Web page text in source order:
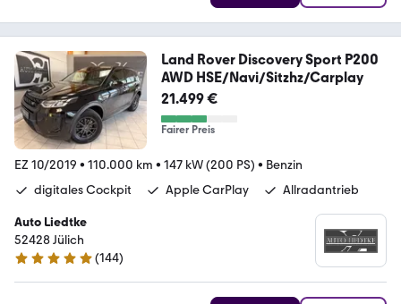
Land Rover Discovery Sport P200
AWD HSE/Navi/Sitzhz/Carplay
21.499 €
Fairer Preis
EZ 10/2019 • 110.000 km • 147 kW (200 PS) • Benzin
digitales Cockpit
Apple CarPlay Allradantrieb
Auto Liedtke
52428 Jülich
5 Sterne
(144)